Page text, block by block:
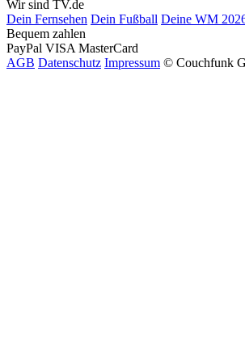
Wir sind TV.de
Dein Fernsehen Dein Fußball Deine WM
Bequem zahlen
PayPal VISA MasterCard
AGB Datenschutz Impressum © Couchfunk